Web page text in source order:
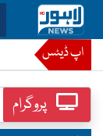
اپ ڈیٹس
پروگرام